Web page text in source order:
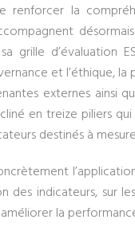
la
grille d’évaluation
et l’éthique,
externes ainsi
en treize piliers
destinés à
des indicateurs, sur
la